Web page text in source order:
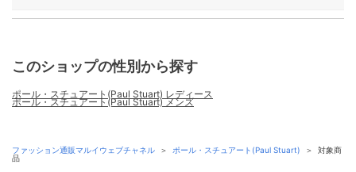
このショップの性別から探す
ポール・スチュアート(Paul Stuart) レディース
ポール・スチュアート(Paul Stuart) メンズ
ファッション通販マルイウェブチャネル ＞ ポール・スチュアート(Paul Stuart) ＞
対象商
品